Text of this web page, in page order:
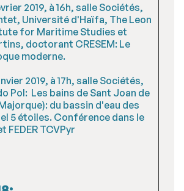
2019, à 16h, salle Sociétés,
Université d'Haïfa, The Leon
for Maritime Studies et
doctorant CRESEM: Le
moderne.
2019, à 17h, salle Sociétés,
Pol: Les bains de Sant Joan de
du bassin d'eau des
5 étoiles. Conférence dans le
FEDER TCVPyr